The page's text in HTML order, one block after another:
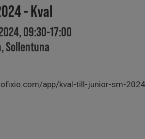
- Kval
09:30-17:00
Sollentuna
app/kval-till-junior-sm-